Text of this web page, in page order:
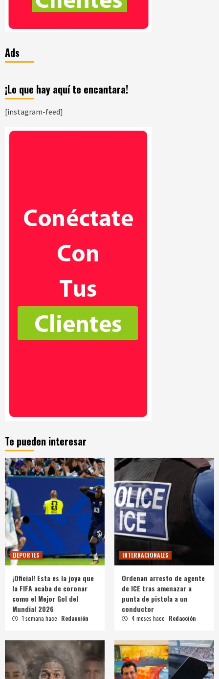
Ads
¡Lo que hay aquí te encantara!
[instagram-feed]
Te pueden interesar
DEPORTES
¡Oficial! Esta es la joya que
la FIFA acaba de coronar
como el Mejor Gol del
Mundial 2026
1 semana hace Redacción
INTERNACIONALES
Ordenan arresto de agente
de ICE tras amenazar a
punta de pistola a un
conductor
4 meses hace Redacción